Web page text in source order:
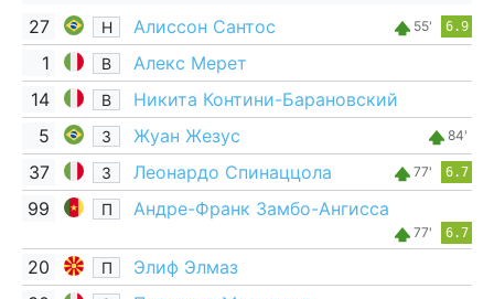
27
Н Алиссон Сантос 55' 6.9
1 В
Алекс Мерет
14
В
Никита Контини-Барановский
5
З Жуан Жезус 84'
37 З Леонардо Спинаццола 77' 6.7
99 П Андре-Франк Замбо-Ангисса
77' 6.7
20 П
Элиф Элмаз